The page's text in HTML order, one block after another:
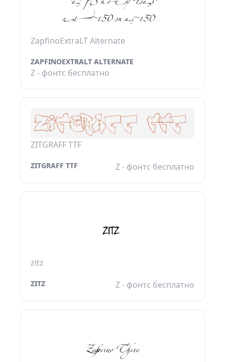
ZapfinoExtraLT Alternate
ZAPFINOEXTRALT ALTERNATE
Z - фонтс бесплатно
ZITGRAFF TTF
ZITGRAFF TTF Z - фонтс бесплатно
zitz
ZITZ Z - фонтс бесплатно